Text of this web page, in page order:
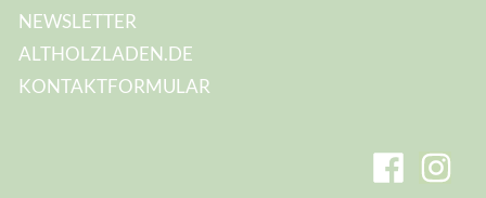
NEWSLETTER
ALTHOLZLADEN.DE
KONTAKTFORMULAR